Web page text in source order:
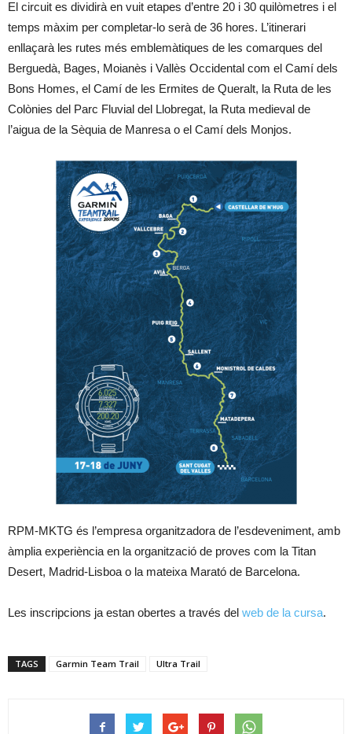
El circuit es dividirà en vuit etapes d’entre 20 i 30 quilòmetres i el
temps màxim per completar-lo serà de 36 hores. L’itinerari
enllaçarà les rutes més emblemàtiques de les comarques del
Berguedà, Bages, Moianès i Vallès Occidental com el Camí dels
Bons Homes, el Camí de les Ermites de Queralt, la Ruta de les
Colònies del Parc Fluvial del Llobregat, la Ruta medieval de
l’aigua de la Sèquia de Manresa o el Camí dels Monjos.
RPM-MKTG és l’empresa organitzadora de l’esdeveniment, amb
àmplia experiència en la organització de proves com la Titan
Desert, Madrid-Lisboa o la mateixa Marató de Barcelona.
Les inscripcions ja estan obertes a través del web de la cursa.
TAGS Garmin Team Trail Ultra Trail